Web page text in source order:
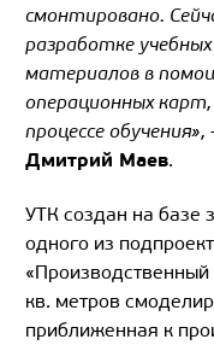
смонтировано.
разработке
материалов в
операционных
процессе обучения»,
Дмитрий Маев.
УТК создан на базе
одного из
кв. метров
приближенная к